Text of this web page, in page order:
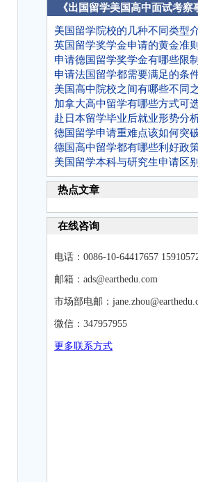
《出国留学美国高中面试考
美国留学院校的几种不同类型
英国留学奖学金申请的黄金准则
申请德国留学奖学金有哪些限制
申请法国留学都需要满足的条
美国高中院校之间有哪些不同
加拿大高中留学有哪些方式可
赴日本留学毕业后就业形势分
德国留学申请重难点该如何突
德国高中留学都有哪些利好政
美国留学本科与研究生申请区别
热点文章
在线咨询